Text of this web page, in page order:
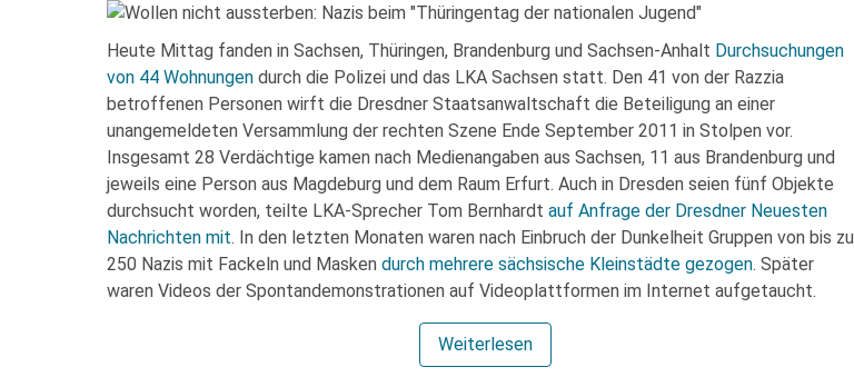
Heute Mittag fanden in Sachsen, Thüringen, Brandenburg und Sachsen-Anhalt Durchsuchungen
von 44 Wohnungen durch die Polizei und das LKA Sachsen statt. Den 41 von der Razzia
betroffenen Personen wirft die Dresdner Staatsanwaltschaft die Beteiligung an einer
unangemeldeten Versammlung der rechten Szene Ende September 2011 in Stolpen vor.
Insgesamt 28 Verdächtige kamen nach Medienangaben aus Sachsen, 11 aus Brandenburg und
jeweils eine Person aus Magdeburg und dem Raum Erfurt. Auch in Dresden seien fünf Objekte
durchsucht worden, teilte LKA-Sprecher Tom Bernhardt auf Anfrage der Dresdner Neuesten
Nachrichten mit. In den letzten Monaten waren nach Einbruch der Dunkelheit Gruppen von bis zu
250 Nazis mit Fackeln und Masken durch mehrere sächsische Kleinstädte gezogen. Später
waren Videos der Spontandemonstrationen auf Videoplattformen im Internet aufgetaucht.
Weiterlesen